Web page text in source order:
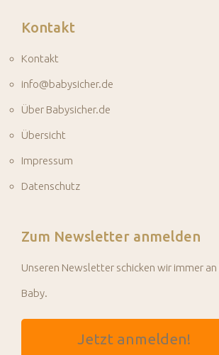
Kontakt
Kontakt
info@babysicher.de
Über Babysicher.de
Übersicht
Impressum
Datenschutz
Zum Newsletter anmelden
Unseren Newsletter schicken wir immer an
Baby.
Jetzt anmelden!